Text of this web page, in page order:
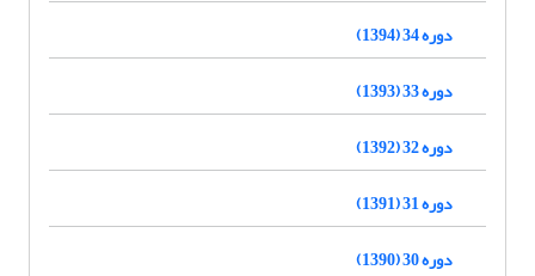
دوره 34 (1394)
دوره 33 (1393)
دوره 32 (1392)
دوره 31 (1391)
دوره 30 (1390)